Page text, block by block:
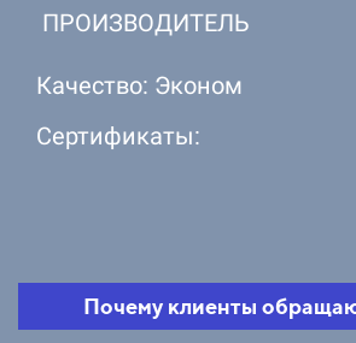
ПРОИЗВОДИТЕЛЬ
Качество: Эконом
Сертификаты:
Почему клиенты